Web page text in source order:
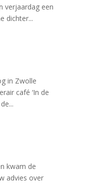
verjaardag een
dichter...
in Zwolle
café ‘In de
kwam de
advies over